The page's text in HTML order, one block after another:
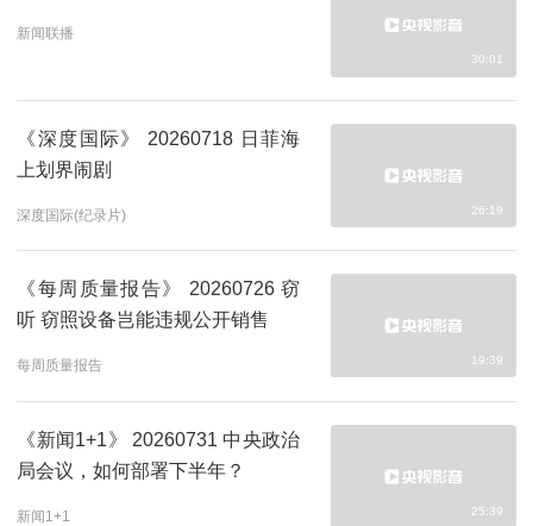
新闻联播
30:01
《深度国际》 20260718 日菲海
上划界闹剧
深度国际(纪录片) 26:19
《每周质量报告》 20260726 窃
听 窃照设备岂能违规公开销售
每周质量报告 19:39
《新闻1+1》 20260731 中央政治
局会议，如何部署下半年？
新闻1+1 25:39